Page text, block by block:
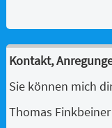
Kontakt,
Sie können mich
Thomas Finkbeiner